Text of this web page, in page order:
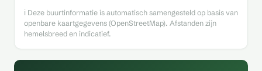
ℹ️ Deze buurtinformatie is automatisch samengesteld op basis van
openbare kaartgegevens (OpenStreetMap). Afstanden zijn
hemelsbreed en indicatief.